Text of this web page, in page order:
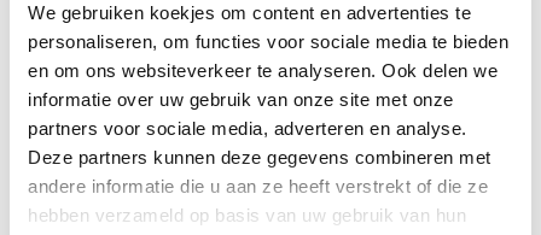
We gebruiken koekjes om content en advertenties te
personaliseren, om functies voor sociale media te bieden
en om ons websiteverkeer te analyseren. Ook delen we
informatie over uw gebruik van onze site met onze
partners voor sociale media, adverteren en analyse.
Deze partners kunnen deze gegevens combineren met
andere informatie die u aan ze heeft verstrekt of die ze
hebben verzameld op basis van uw gebruik van hun
Besto Automatisch
Reddingsvest Junior Ro...
Hoe leuk! En mooi roze
reddingsvest voor kindere...
Klik voor voorraad info
€ 136,95
€ 107,91
Besto Junior pro automatic
Ga voor kwaliteit en
veiligheid met dit Besto ju...
Klik voor voorraad info
€ 159,90 € 144,-